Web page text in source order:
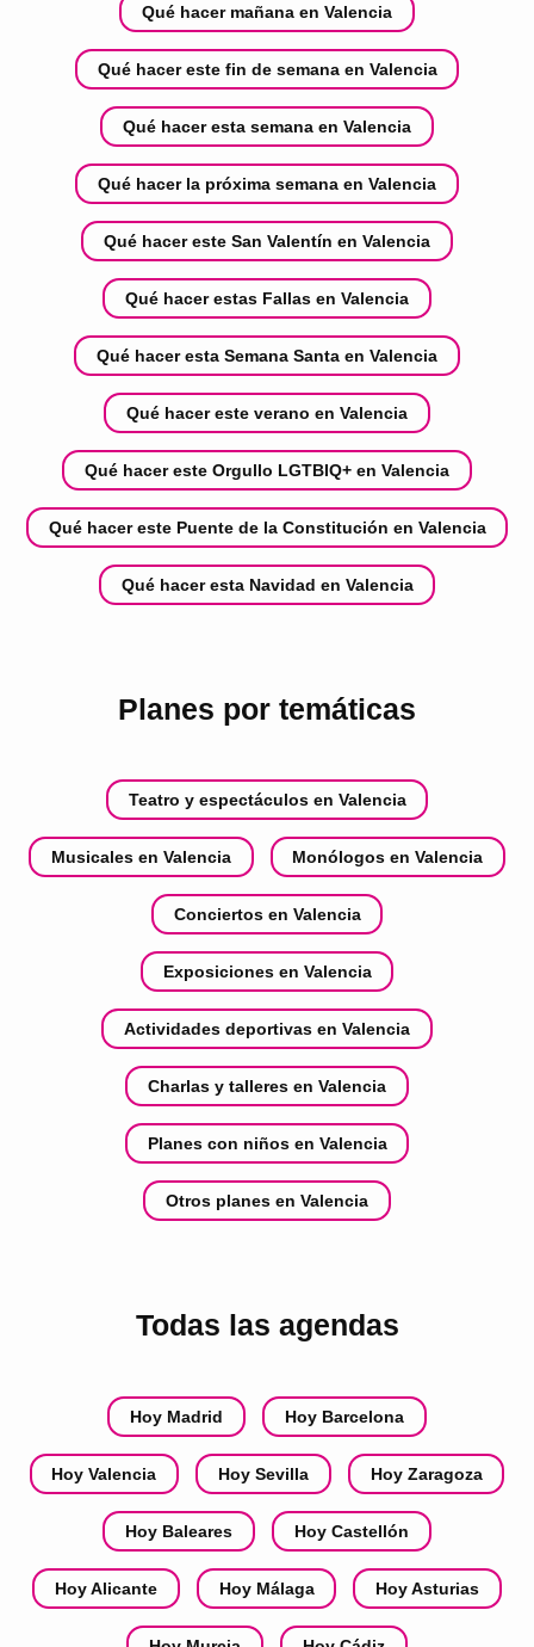
Qué hacer mañana en Valencia
Qué hacer este fin de semana en Valencia
Qué hacer esta semana en Valencia
Qué hacer la próxima semana en Valencia
Qué hacer este San Valentín en Valencia
Qué hacer estas Fallas en Valencia
Qué hacer esta Semana Santa en Valencia
Qué hacer este verano en Valencia
Qué hacer este Orgullo LGTBIQ+ en Valencia
Qué hacer este Puente de la Constitución en Valencia
Qué hacer esta Navidad en Valencia
Planes por temáticas
Teatro y espectáculos en Valencia
Musicales en Valencia Monólogos en Valencia
Conciertos en Valencia
Exposiciones en Valencia
Actividades deportivas en Valencia
Charlas y talleres en Valencia
Planes con niños en Valencia
Otros planes en Valencia
Todas las agendas
Hoy Madrid Hoy Barcelona
Hoy Valencia Hoy Sevilla Hoy Zaragoza
Hoy Baleares Hoy Castellón
Hoy Alicante Hoy Málaga Hoy Asturias